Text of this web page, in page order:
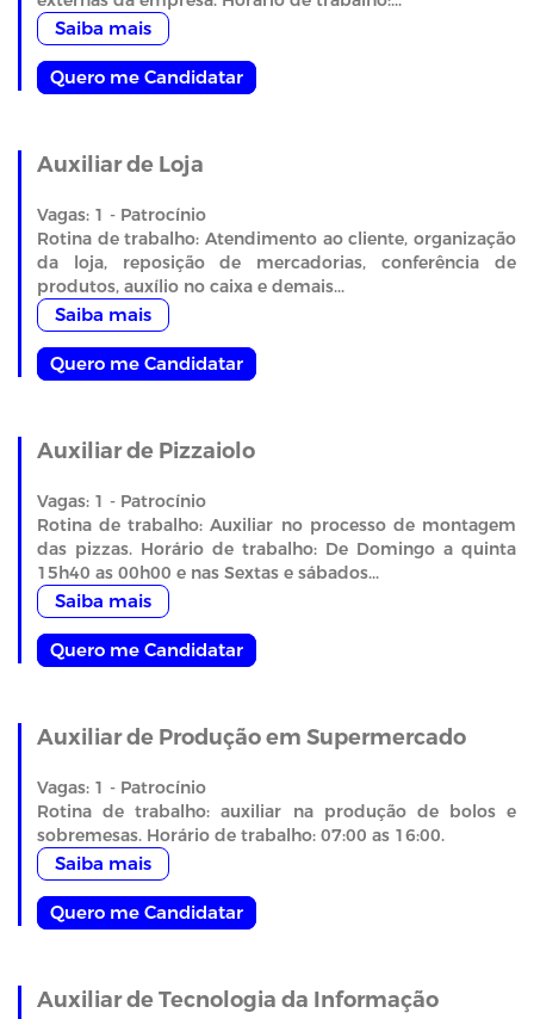
Saiba mais
Quero me Candidatar
Auxiliar de Loja
Vagas: 1 - Patrocínio
Rotina de trabalho: Atendimento ao cliente, organização
da loja, reposição de mercadorias, conferência de
produtos, auxílio no caixa e demais...
Saiba mais
Quero me Candidatar
Auxiliar de Pizzaiolo
Vagas: 1 - Patrocínio
Rotina de trabalho: Auxiliar no processo de montagem
das pizzas. Horário de trabalho: De Domingo a quinta
15h40 as 00h00 e nas Sextas e sábados...
Saiba mais
Quero me Candidatar
Auxiliar de Produção em Supermercado
Vagas: 1 - Patrocínio
Rotina de trabalho: auxiliar na produção de bolos e
sobremesas. Horário de trabalho: 07:00 as 16:00.
Saiba mais
Quero me Candidatar
Auxiliar de Tecnologia da Informação